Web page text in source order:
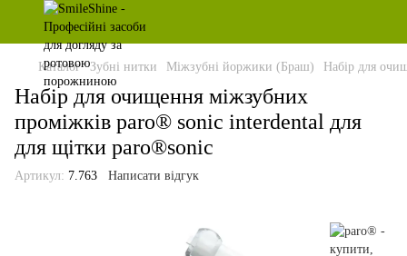
Каталог Зубні нитки Міжзубні йоржики (Браш) Набір для
Набір для очищення міжзубних
проміжків paro® sonic interdental для
для щітки paro®sonic
Артикул: 7.763 Написати відгук